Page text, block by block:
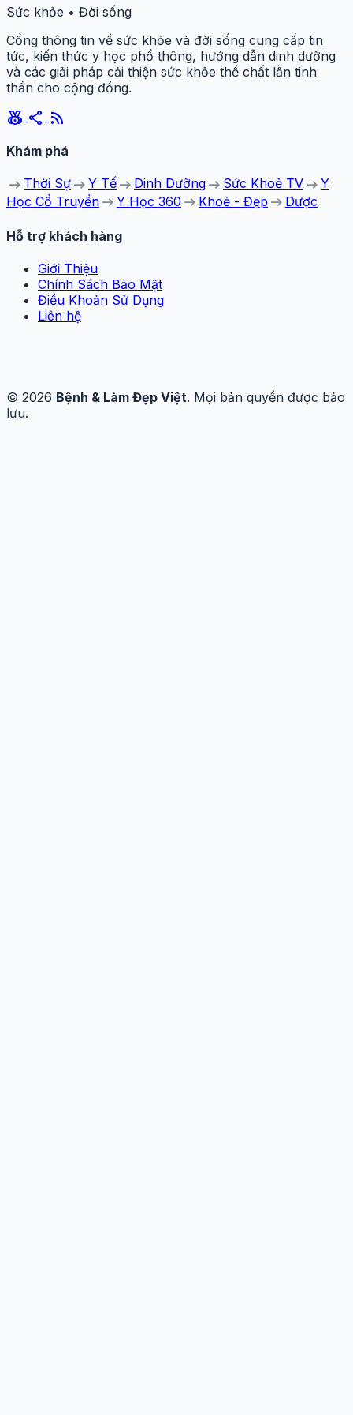
Sức khỏe • Đời sống
Cổng thông tin về sức khỏe và đời sống cung cấp tin
tức, kiến thức y học phổ thông, hướng dẫn dinh dưỡng
và các giải pháp cải thiện sức khỏe thể chất lẫn tinh
thần cho cộng đồng.
social_leaderboard share rss_feed
Khám phá
arrow_right_alt Thời Sự arrow_right_alt Y Tế arrow_right_alt Dinh Dưỡng arrow_right_alt Sức Khoẻ TV arrow_right_alt Y
Học Cổ Truyền arrow_right_alt Y Học 360 arrow_right_alt Khoẻ - Đẹp arrow_right_alt Dược
Hỗ trợ khách hàng
Giới Thiệu
Chính Sách Bảo Mật
Điều Khoản Sử Dụng
Liên hệ
© 2026 Bệnh & Làm Đẹp Việt. Mọi bản quyền được bảo
lưu.